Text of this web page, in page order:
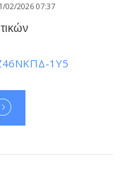
02/2026 07:37
1Υ5